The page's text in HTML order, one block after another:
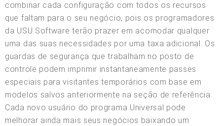
combinar cada configuração com todos os recursos
que faltam para o seu negócio, pois os programadores
da USU Software terão prazer em acomodar qualquer
uma das suas necessidades por uma taxa adicional. Os
guardas de segurança que trabalham no posto de
controle podem imprimir instantaneamente passes
especiais para visitantes temporários com base em
modelos salvos anteriormente na seção de referência.
Cada novo usuário do programa Universal pode
melhorar ainda mais seus negócios baixando um